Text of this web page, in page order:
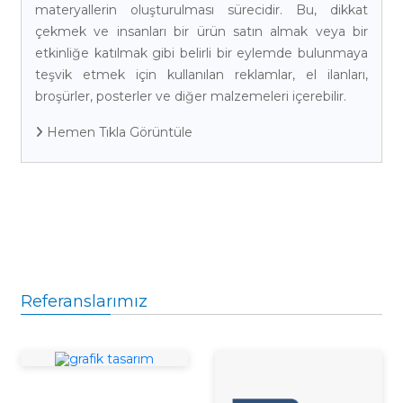
materyallerin oluşturulması sürecidir. Bu, dikkat
çekmek ve insanları bir ürün satın almak veya bir
etkinliğe katılmak gibi belirli bir eylemde bulunmaya
teşvik etmek için kullanılan reklamlar, el ilanları,
broşürler, posterler ve diğer malzemeleri içerebilir.
Hemen Tıkla Görüntüle
Referanslarımız